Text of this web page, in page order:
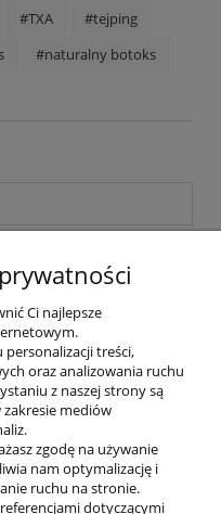
#TXA
#tejping
#naturalny botoks
Ci najlepsze
treści,
oraz analizowania ruchu
z naszej strony są
mediów
zgodę na używanie
nam optymalizację i
ruchu na stronie.
dotyczącymi